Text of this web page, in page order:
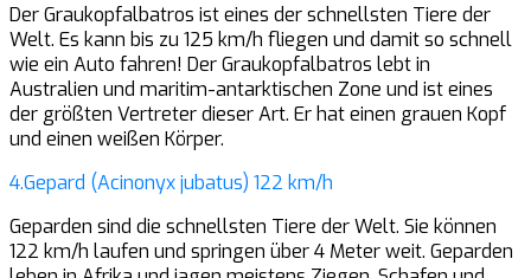
Der Graukopfalbatros ist eines der schnellsten Tiere der
Welt. Es kann bis zu 125 km/h fliegen und damit so schnell
wie ein Auto fahren! Der Graukopfalbatros lebt in
Australien und maritim-antarktischen Zone und ist eines
der größten Vertreter dieser Art. Er hat einen grauen Kopf
und einen weißen Körper.
4.Gepard (Acinonyx jubatus) 122 km/h
Geparden sind die schnellsten Tiere der Welt. Sie können
122 km/h laufen und springen über 4 Meter weit. Geparden